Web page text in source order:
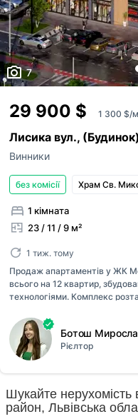
7
29 900 $ 1 300 $/
Лисика вул., (Будинок)
Винники
без комісії Храм Св.
1 кімната
23 / 11 / 9 м²
1 тиж. тому
Продаж апартаментів у ЖК
всього на 12 квартир,
технологіями. Комплекс
сполученням громадського
власного проживання, так і
м². Здача будинку — 2027
29 990$. Продаж без комісії
кімнатних квартир та
Ботош
Рієлтор
Шукайте нерухомість
район, Львівська